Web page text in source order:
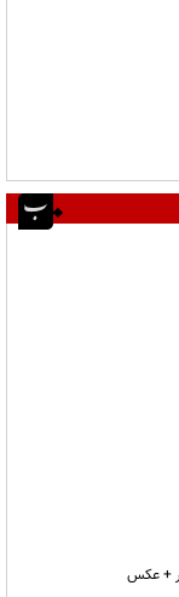
+ عکس